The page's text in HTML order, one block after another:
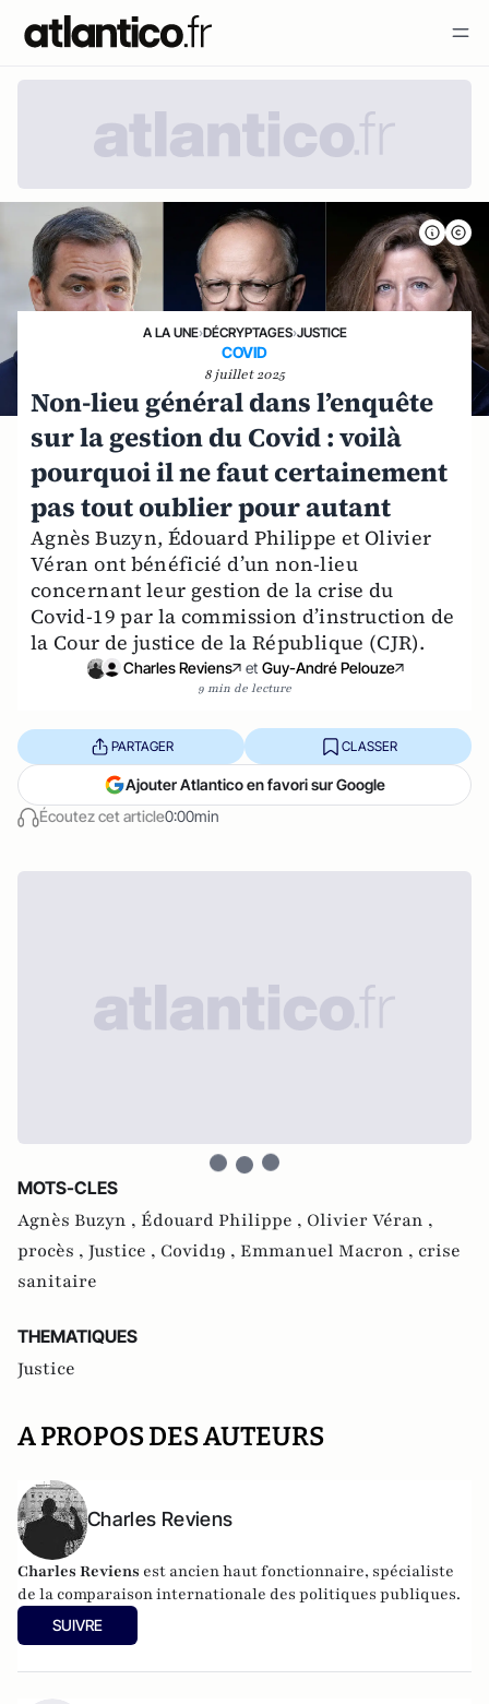
A LA UNE›DÉCRYPTAGES›JUSTICE
COVID
8 juillet 2025
Non-lieu général dans l’enquête
sur la gestion du Covid : voilà
pourquoi il ne faut certainement
pas tout oublier pour autant
Agnès Buzyn, Édouard Philippe et Olivier
Véran ont bénéficié d’un non-lieu
concernant leur gestion de la crise du
Covid-19 par la commission d’instruction de
la Cour de justice de la République (CJR).
Charles Reviens et Guy-André Pelouze
9 min de lecture
Écoutez cet article0:00min
PARTAGER CLASSER
Ajouter Atlantico en favori sur Google
MOTS-CLES
Agnès Buzyn , Édouard Philippe , Olivier Véran ,
procès , Justice , Covid19 , Emmanuel Macron , crise
sanitaire
THEMATIQUES
Justice
A PROPOS DES AUTEURS
Charles Reviens
Charles Reviens est ancien haut fonctionnaire, spécialiste
de la comparaison internationale des politiques publiques.
SUIVRE